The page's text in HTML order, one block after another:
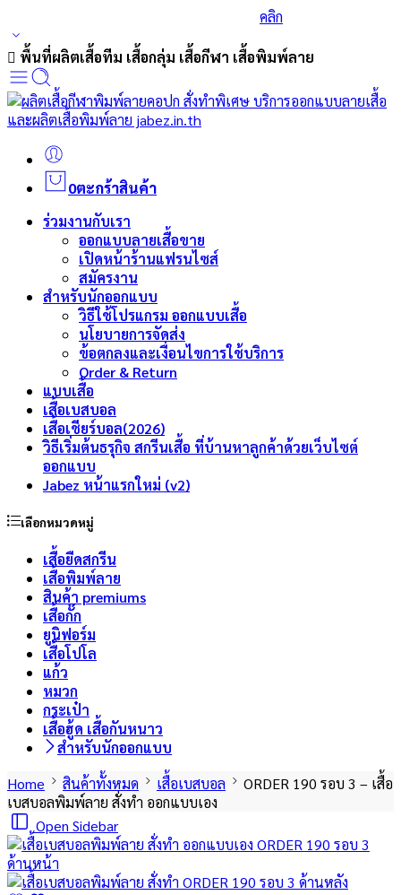
คลิก
พื้นที่ผลิตเสื้อทีม เสื้อกลุ่ม เสื้อกีฬา เสื้อพิมพ์ลาย
0ตะกร้าสินค้า
ร่วมงานกับเรา
ออกแบบลายเสื้อขาย
เปิดหน้าร้านแฟรนไซส์
สมัครงาน
สำหรับนักออกแบบ
วิธีใช้โปรแกรม ออกแบบเสื้อ
นโยบายการจัดส่ง
ข้อตกลงและเงื่อนไขการใช้บริการ
Order & Return
แบบเสื้อ
เสื้อเบสบอล
เสื้อเชียร์บอล(2026)
วิธีเริ่มต้นธรุกิจ สกรีนเสื้อ ที่บ้านหาลูกค้าด้วยเว็บไซต์
ออกแบบ
Jabez หน้าแรกใหม่ (v2)
เลือกหมวดหมู่
เสื้อยืดสกรีน
เสื้อพิมพ์ลาย
สินค้า premiums
เสื้อกั๊ก
ยูนิฟอร์ม
เสื้อโปโล
แก้ว
หมวก
กระเป๋า
เสื้อฮู้ด เสื้อกันหนาว
สำหรับนักออกแบบ
Home
สินค้าทั้งหมด เสื้อเบสบอล
ORDER 190 รอบ 3 – เสื้อ
เบสบอลพิมพ์ลาย สั่งทำ ออกแบบเอง
Open Sidebar